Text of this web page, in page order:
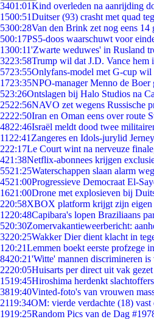
3401:01Kind overleden na aanrijding
1500:51Duitser (93) crasht met quad
5300:28Van den Brink zet nog eens 14
500:17PS5-doos waarschuwt voor
1300:11'Zwarte weduwes' in Rusland
3223:58Trump wil dat J.D. Vance hem
5723:55Onlyfans-model met G-cup wil
1723:35NPO-manager Menno de Boer
523:26Ontslagen bij Halo Studios na
2522:56NAVO zet wegens Russische
2222:50Iran en Oman eens over route
4822:46Israël meldt dood twee
11 22:41 Zangeres en Idols-jurylid
222:17Le Court wint na nerveuze
421:38Netflix-abonnees krijgen
5521:25Waterschappen slaan alarm
4521:00Progressieve Democraat El-
1621:00Drone met explosieven bij
220:58XBOX platform krijgt zijn eigen
1220:48Capibara's lopen Braziliaans
520:30Zomervakantieweerbericht:
3220:25Wakker Dier dient klacht in
1 20:21Lemmen boekt eerste profzege
8420:21'Witte' mannen discrimineren
2220:05Huisarts per direct uit vak
1519:45Hiroshima herdenkt
3819:40Vinted-foto's van vrouwen
2119:34OM: vierde verdachte (18) vast
1919:25Random Pics van de Dag